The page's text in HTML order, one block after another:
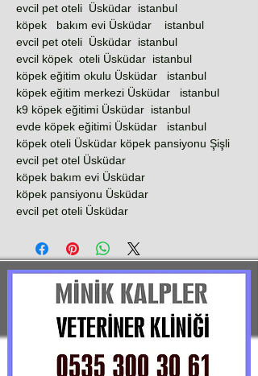
evcil pet oteli Üsküdar istanbul
köpek bakım evi Üsküdar istanbul
evcil pet oteli Üsküdar istanbul
evcil köpek oteli Üsküdar istanbul
köpek eğitim okulu Üsküdar istanbul
köpek eğitim merkezi Üsküdar istanbul
k9 köpek eğitimi Üsküdar istanbul
evde köpek eğitimi Üsküdar istanbul
köpek oteli Üsküdar köpek pansiyonu Şişli
evcil pet otel Üsküdar
köpek bakım evi Üsküdar
köpek pansiyonu Üsküdar
evcil pet oteli Üsküdar